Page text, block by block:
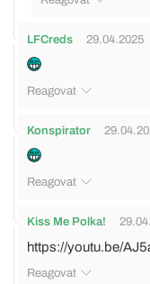
LFCreds 29.04.2025
Reagovat
Konspirator
Reagovat
Kiss Me Polka!
https://youtu.be/
Reagovat